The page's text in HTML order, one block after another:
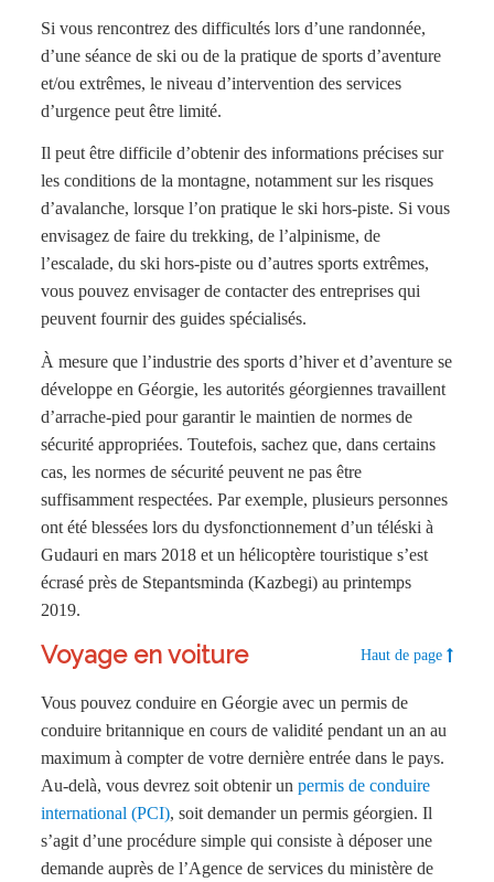
Si vous rencontrez des difficultés lors d’une randonnée,
d’une séance de ski ou de la pratique de sports d’aventure
et/ou extrêmes, le niveau d’intervention des services
d’urgence peut être limité.
Il peut être difficile d’obtenir des informations précises sur
les conditions de la montagne, notamment sur les risques
d’avalanche, lorsque l’on pratique le ski hors-piste. Si vous
envisagez de faire du trekking, de l’alpinisme, de
l’escalade, du ski hors-piste ou d’autres sports extrêmes,
vous pouvez envisager de contacter des entreprises qui
peuvent fournir des guides spécialisés.
À mesure que l’industrie des sports d’hiver et d’aventure se
développe en Géorgie, les autorités géorgiennes travaillent
d’arrache-pied pour garantir le maintien de normes de
sécurité appropriées. Toutefois, sachez que, dans certains
cas, les normes de sécurité peuvent ne pas être
suffisamment respectées. Par exemple, plusieurs personnes
ont été blessées lors du dysfonctionnement d’un téléski à
Gudauri en mars 2018 et un hélicoptère touristique s’est
écrasé près de Stepantsminda (Kazbegi) au printemps
2019.
Voyage en voiture Haut de page
Vous pouvez conduire en Géorgie avec un permis de
conduire britannique en cours de validité pendant un an au
maximum à compter de votre dernière entrée dans le pays.
Au-delà, vous devrez soit obtenir unpermis de conduire
international (PCI), soit demander un permis géorgien. Il
s’agit d’une procédure simple qui consiste à déposer une
demande auprès de l’Agence de services du ministère de